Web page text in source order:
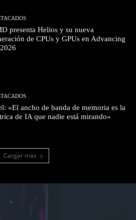
presenta Helios y su nueva
de CPUs y GPUs en Advancing
«El ancho de banda de memoria es la
de IA que nadie está mirando»
Cargar más